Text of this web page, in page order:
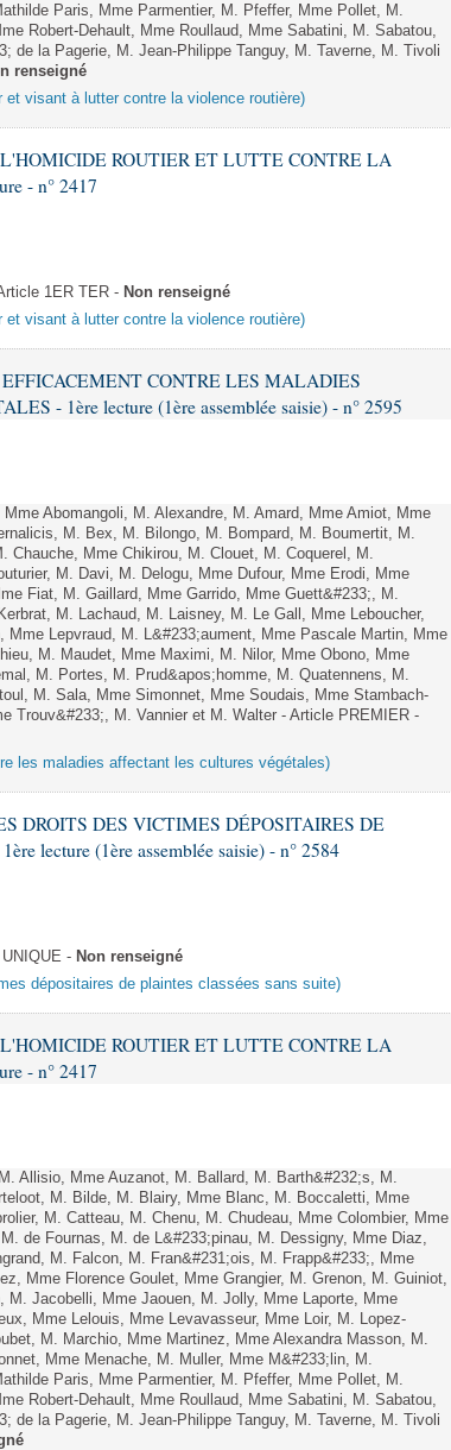
Paris, Mme Parmentier, M. Pfeffer, Mme Pollet, M.
Robert-Dehault, Mme Roullaud, Mme Sabatini, M. Sabatou,
de la Pagerie, M. Jean-Philippe Tanguy, M. Taverne, M. Tivoli
renseigné
et visant à lutter contre la violence routière)
ROUTIER ET LUTTE CONTRE LA
- n° 2417
1ER TER - Non renseigné
et visant à lutter contre la violence routière)
CONTRE LES MALADIES
- 1ère lecture (1ère assemblée saisie) - n° 2595
Abomangoli, M. Alexandre, M. Amard, Mme Amiot, Mme
M. Bex, M. Bilongo, M. Bompard, M. Boumertit, M.
Chauche, Mme Chikirou, M. Clouet, M. Coquerel, M.
M. Davi, M. Delogu, Mme Dufour, Mme Erodi, Mme
Fiat, M. Gaillard, Mme Garrido, Mme Guett&#233;, M.
M. Lachaud, M. Laisney, M. Le Gall, Mme Leboucher,
Mme Lepvraud, M. L&#233;aument, Mme Pascale Martin, Mme
M. Maudet, Mme Maximi, M. Nilor, Mme Obono, Mme
M. Portes, M. Prud&apos;homme, M. Quatennens, M.
M. Sala, Mme Simonnet, Mme Soudais, Mme Stambach-
Trouv&#233;, M. Vannier et M. Walter - Article PREMIER -
les maladies affectant les cultures végétales)
DROITS DES VICTIMES DÉPOSITAIRES DE
lecture (1ère assemblée saisie) - n° 2584
- Non renseigné
dépositaires de plaintes classées sans suite)
ROUTIER ET LUTTE CONTRE LA
- n° 2417
Allisio, Mme Auzanot, M. Ballard, M. Barth&#232;s, M.
M. Bilde, M. Blairy, Mme Blanc, M. Boccaletti, Mme
M. Catteau, M. Chenu, M. Chudeau, Mme Colombier, Mme
de Fournas, M. de L&#233;pinau, M. Dessigny, Mme Diaz,
M. Falcon, M. Fran&#231;ois, M. Frapp&#233;, Mme
Mme Florence Goulet, Mme Grangier, M. Grenon, M. Guiniot,
M. Jacobelli, Mme Jaouen, M. Jolly, Mme Laporte, Mme
Mme Lelouis, Mme Levavasseur, Mme Loir, M. Lopez-
M. Marchio, Mme Martinez, Mme Alexandra Masson, M.
Mme Menache, M. Muller, Mme M&#233;lin, M.
Paris, Mme Parmentier, M. Pfeffer, Mme Pollet, M.
Robert-Dehault, Mme Roullaud, Mme Sabatini, M. Sabatou,
de la Pagerie, M. Jean-Philippe Tanguy, M. Taverne, M. Tivoli